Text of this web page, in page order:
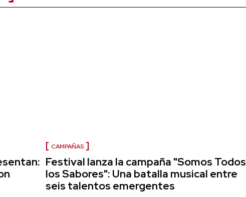
CAMPAÑAS
Festival lanza la campaña "Somos Todos
los Sabores": Una batalla musical entre
seis talentos emergentes